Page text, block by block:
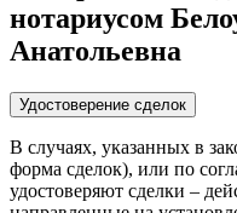
нотариусом
Анатольевна
Удостоверение сделок
В случаях, указанных в
форма сделок), или по
удостоверяют сделки –